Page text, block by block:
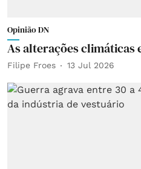
Opinião DN
As alterações climáticas
Filipe Froes 13 Jul 2026